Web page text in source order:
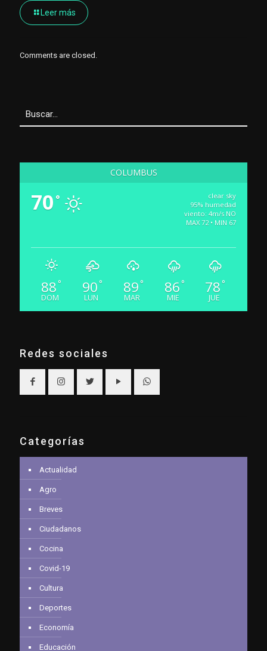
Leer más
Comments are closed.
COLUMBUS
70 °
clear sky
95% humedad
viento: 4m/s NO
MAX 72 • MIN 67
88 °
DOM
90 °
LUN
89 °
MAR
86 °
MIE
78 °
JUE
Redes sociales
Categorías
Actualidad
Agro
Breves
Ciudadanos
Cocina
Covid-19
Cultura
Deportes
Economía
Educación